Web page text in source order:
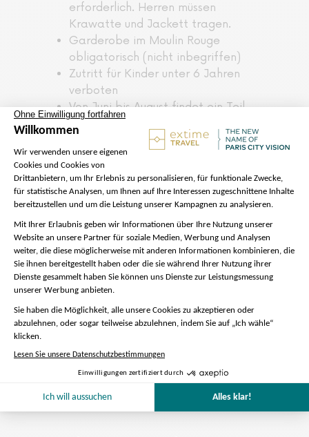
erforderlich. Herren müssen
Krawatte und Jackett tragen.
Garderobe im Moulin Rouge
obligatorisch (nicht inbegriffen)
Zutritt für Kinder unter 6 Jahren
verboten
Von Juni bis August findet ein Teil
der Tour bei Tageslicht statt.
Verfügbare Sprachen für den
Kommentar zur Stadtführung:
Französisch, Englisch, Spanisch,
Italienisch, Deutsch, Portugiesisch,
Japanisch, Mandarin, Russisch,
Koreanisch
Weiterlesen....Weniger anzeigen
Nicht im preis
inbegriffen
Garderobe im Moulin Rouge
Abholung von Ihrem Hotel zu Beginn